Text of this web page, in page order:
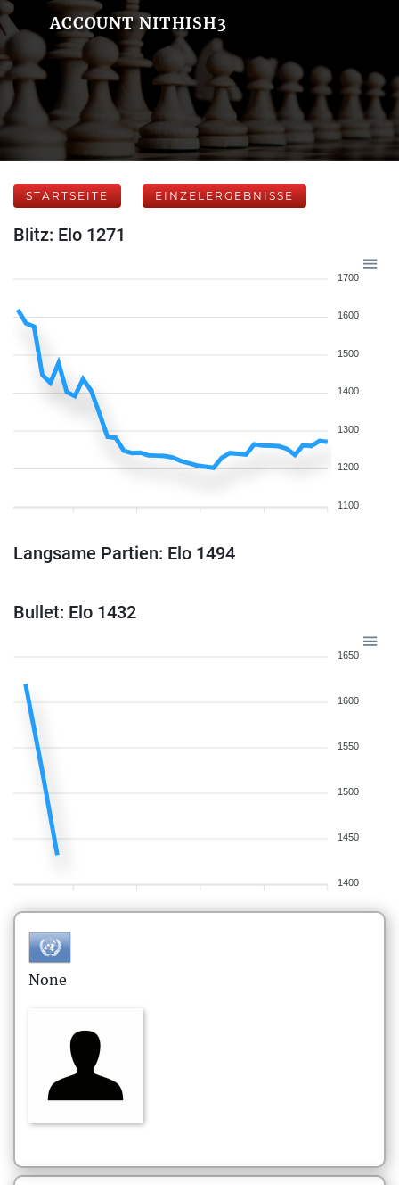
ACCOUNT NITHISH3
STARTSEITE EINZELERGEBNISSE
Blitz: Elo 1271
1700
1600
1500
1400
1300
1200
1100
Langsame Partien: Elo 1494
Bullet: Elo 1432
1650
1600
1550
1500
1450
1400
None